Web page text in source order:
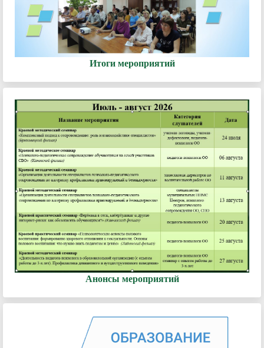
Итоги мероприятий
Анонсы мероприятий